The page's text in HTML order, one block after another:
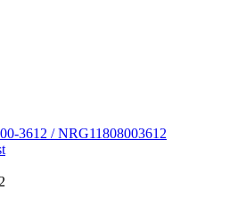
3612 / NRG11808003612